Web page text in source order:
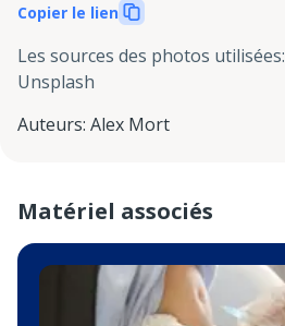
Copier le lien
Les sources des photos utilisées:
Unsplash
Auteurs: Alex Mort
Matériel associés